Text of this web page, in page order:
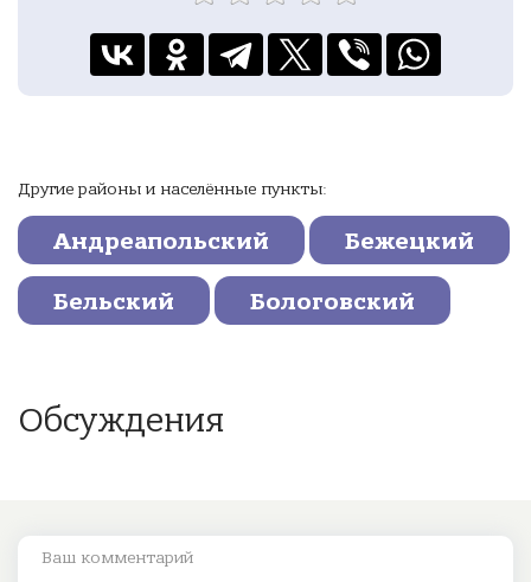
Другие районы и населённые пункты:
Андреапольский Бежецкий
Бельский Бологовский
Обсуждения